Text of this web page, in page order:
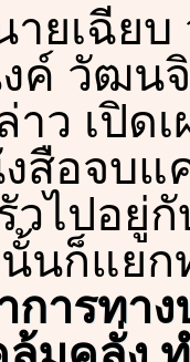
ายเฉีย
ค์ วัฒน
าว เปิ
สือจบแ
วไปอยู่
นั้นก็แย
ารทา